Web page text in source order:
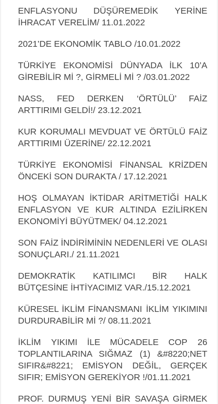
ENFLASYONU DÜŞÜREMEDİK YERİNE
İHRACAT VERELİM/ 11.01.2022
2021’DE EKONOMİK TABLO /10.01.2022
TÜRKİYE EKONOMİSİ DÜNYADA İLK 10’A
GİREBİLİR Mİ ?, GİRMELİ Mİ ? /03.01.2022
NASS, FED DERKEN ‘ÖRTÜLÜ’ FAİZ
ARTTIRIMI GELDİ!/ 23.12.2021
KUR KORUMALI MEVDUAT VE ÖRTÜLÜ FAİZ
ARTTIRIMI ÜZERİNE/ 22.12.2021
TÜRKİYE EKONOMİSİ FİNANSAL KRİZDEN
ÖNCEKİ SON DURAKTA / 17.12.2021
HOŞ OLMAYAN İKTİDAR ARİTMETİĞİ HALK
ENFLASYON VE KUR ALTINDA EZİLİRKEN
EKONOMİYİ BÜYÜTMEK/ 04.12.2021
SON FAİZ İNDİRİMİNİN NEDENLERİ VE OLASI
SONUÇLARI./ 21.11.2021
DEMOKRATİK KATILIMCI BİR HALK
BÜTÇESİNE İHTİYACIMIZ VAR./15.12.2021
KÜRESEL İKLİM FİNANSMANI İKLİM YIKIMINI
DURDURABİLİR Mİ ?/ 08.11.2021
İKLİM YIKIMI İLE MÜCADELE COP 26
TOPLANTILARINA SIĞMAZ (1) &#8220;NET
SIFIR&#8221; EMİSYON DEĞİL, GERÇEK
SIFIR; EMİSYON GEREKİYOR !/01.11.2021
PROF. DURMUŞ YENİ BİR SAVAŞA GİRMEK